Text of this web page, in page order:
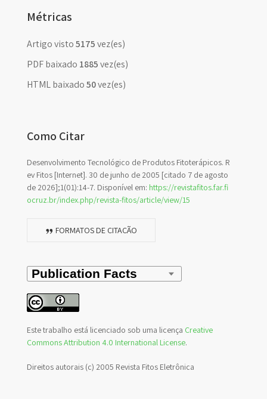
Métricas
Artigo visto5175vez(es)
PDF baixado 1885vez(es)
HTML baixado50vez(es)
Como Citar
Desenvolvimento Tecnológico de Produtos Fitoterápicos. R
ev Fitos [Internet]. 30 de junho de 2005 [citado 7 de agosto
de 2026];1(01):14-7. Disponível em: https://revistafitos.far.fi
ocruz.br/index.php/revista-fitos/article/view/15
FORMATOS DE CITAÇÃO
Este trabalho está licenciado sob uma licença Creative
Commons Attribution 4.0 International License.
Direitos autorais (c) 2005 Revista Fitos Eletrônica